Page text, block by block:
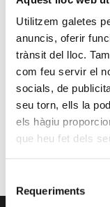
Utilitzem galetes
anuncis, oferir
trànsit del lloc.
com feu servir el
socials, de
seu torn, ells la
els hàgiu
que heu fet dels
de Requeriments
24
25
31
« jul.
Reunió amb Núria
17 setembre @10:00
Esdeveniment:
29 setembre @09:00